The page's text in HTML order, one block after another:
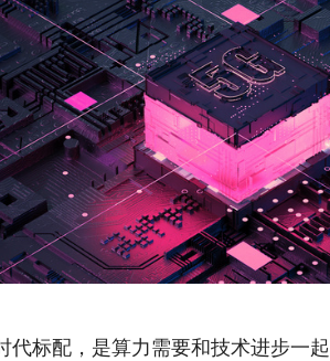
代标配，是算力需要和技术进步一